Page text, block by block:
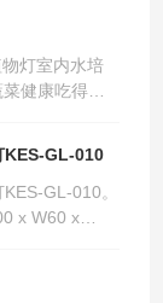
我们根据不同
灯室内水培
健康吃得放
KES-GL-010
GL-010。
x W60 x
主要特点是可
Max最大亮度